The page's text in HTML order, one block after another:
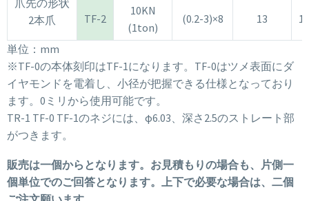
爪先の形状
2本爪
TF-2
10KN
(1ton)
(0.2-3)×8 13
単位：mm
※TF-0の本体刻印はTF-1になります。TF-0はツメ表面にダ
イヤモンドを電着し、小径が把握できる仕様となっており
ます。0ミリから使用可能です。
TR-1 TF-0 TF-1のネジには、φ6.03、深さ2.5のストレート部
がつきます。
販売は一個からとなります。お見積もりの場合も、片側一
個単位でのご回答となります。上下で必要な場合は、二個